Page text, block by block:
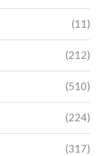
(11)
(212)
(510)
(224)
(317)